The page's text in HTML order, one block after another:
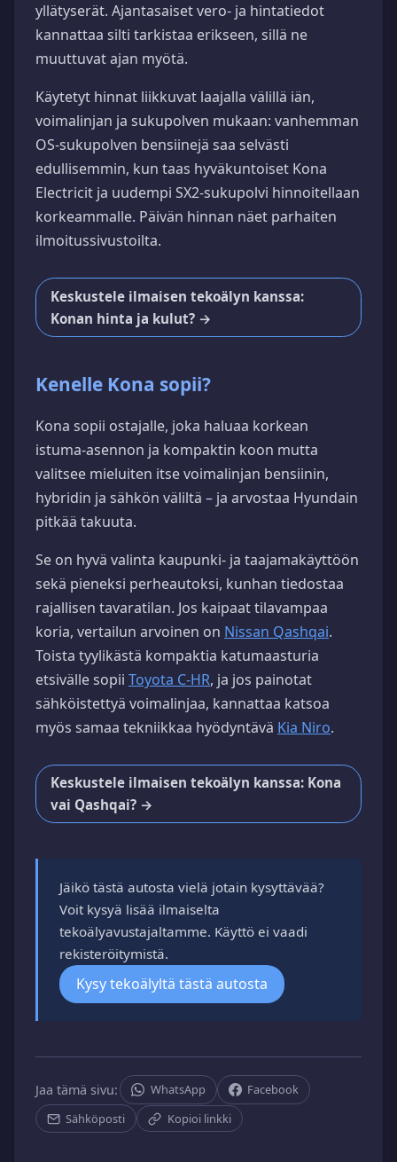
yllätyserät. Ajantasaiset vero- ja hintatiedot
kannattaa silti tarkistaa erikseen, sillä ne
muuttuvat ajan myötä.
Käytetyt hinnat liikkuvat laajalla välillä iän,
voimalinjan ja sukupolven mukaan: vanhemman
OS-sukupolven bensiinejä saa selvästi
edullisemmin, kun taas hyväkuntoiset Kona
Electricit ja uudempi SX2-sukupolvi hinnoitellaan
korkeammalle. Päivän hinnan näet parhaiten
ilmoitussivustoilta.
Keskustele ilmaisen tekoälyn kanssa:
Konan hinta ja kulut? →
Kenelle Kona sopii?
Kona sopii ostajalle, joka haluaa korkean
istuma-asennon ja kompaktin koon mutta
valitsee mieluiten itse voimalinjan bensiinin,
hybridin ja sähkön väliltä – ja arvostaa Hyundain
pitkää takuuta.
Se on hyvä valinta kaupunki- ja taajamakäyttöön
sekä pieneksi perheautoksi, kunhan tiedostaa
rajallisen tavaratilan. Jos kaipaat tilavampaa
koria, vertailun arvoinen on Nissan Qashqai.
Toista tyylikästä kompaktia katumaasturia
etsivälle sopii Toyota C-HR, ja jos painotat
sähköistettyä voimalinjaa, kannattaa katsoa
myös samaa tekniikkaa hyödyntävä Kia Niro.
Keskustele ilmaisen tekoälyn kanssa: Kona
vai Qashqai? →
Jäikö tästä autosta vielä jotain kysyttävää?
Voit kysyä lisää ilmaiselta
tekoälyavustajaltamme. Käyttö ei vaadi
rekisteröitymistä.
Kysy tekoälyltä tästä autosta
Jaa tämä sivu: WhatsApp
Facebook
Sähköposti
Kopioi linkki